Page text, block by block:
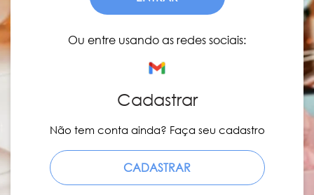
Ou entre usando as redes sociais:
Cadastrar
Não tem conta ainda? Faça seu cadastro
CADASTRAR